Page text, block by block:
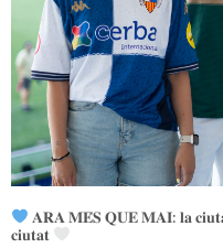
𝐀𝐑𝐀 𝐌𝐄́𝐒 𝐐𝐔𝐄 𝐌𝐀𝐈: 𝐥𝐚 𝐜𝐢𝐮𝐭𝐚𝐭
𝐜𝐢𝐮𝐭𝐚𝐭